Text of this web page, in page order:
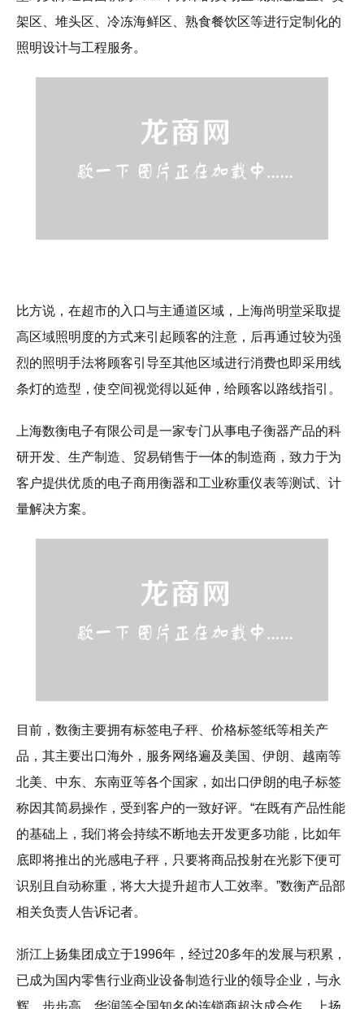
架区、堆头区、冷冻海鲜区、熟食餐饮区等进行定制化的
照明设计与工程服务。
比方说，在超市的入口与主通道区域，上海尚明堂采取提
高区域照明度的方式来引起顾客的注意，后再通过较为强
烈的照明手法将顾客引导至其他区域进行消费也即采用线
条灯的造型，使空间视觉得以延伸，给顾客以路线指引。
上海数衡电子有限公司是一家专门从事电子衡器产品的科
研开发、生产制造、贸易销售于一体的制造商，致力于为
客户提供优质的电子商用衡器和工业称重仪表等测试、计
量解决方案。
目前，数衡主要拥有标签电子秤、价格标签纸等相关产
品，其主要出口海外，服务网络遍及美国、伊朗、越南等
北美、中东、东南亚等各个国家，如出口伊朗的电子标签
称因其简易操作，受到客户的一致好评。“在既有产品性能
的基础上，我们将会持续不断地去开发更多功能，比如年
底即将推出的光感电子秤，只要将商品投射在光影下便可
识别且自动称重，将大大提升超市人工效率。”数衡产品部
相关负责人告诉记者。
浙江上扬集团成立于1996年，经过20多年的发展与积累，
已成为国内零售行业商业设备制造行业的领导企业，与永